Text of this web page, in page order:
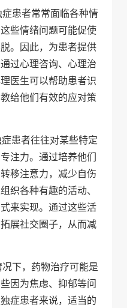
患者常常面临各种情
些情绪问题可能促使
。因此，为患者提供
过心理咨询、心理治
医生可以帮助患者识
给他们有效的应对策
患者往往对某些特定
注力。通过培养他们
移注意力，减少自伤
织各种有趣的活动、
来实现。通过这些活
展社交圈子，从而减
下，药物治疗可能是
因为焦虑、抑郁等问
症患者来说，适当的